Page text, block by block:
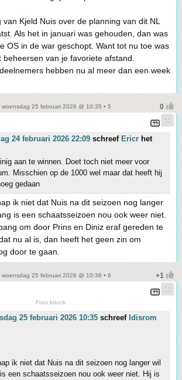
Kjeld Nuis over de planning van dit NL
Als het in januari was gehouden, dan was
OS in de war geschopt. Want tot nu toe was
van je favoriete afstand.
hebben nu al meer dan een week
woensdag 25 februari 2026 @ 10:35 • 5
24 februari 2026 22:09 schreef Ericr het
aan te winnen. Doet toch niet meer voor
Misschien op de 1000 wel maar dat heeft hij
gedaan
ik niet dat Nuis na dit seizoen nog langer
is een schaatsseizoen nou ook weer niet.
om door Prins en Diniz eraf gereden te
nu al is, dan heeft het geen zin om
door te gaan.
woensdag 25 februari 2026 @ 10:36 • 6
Fran knock
25 februari 2026 10:35 schreef Idisrom
ik niet dat Nuis na dit seizoen nog langer wil
een schaatsseizoen nou ook weer niet. Hij is